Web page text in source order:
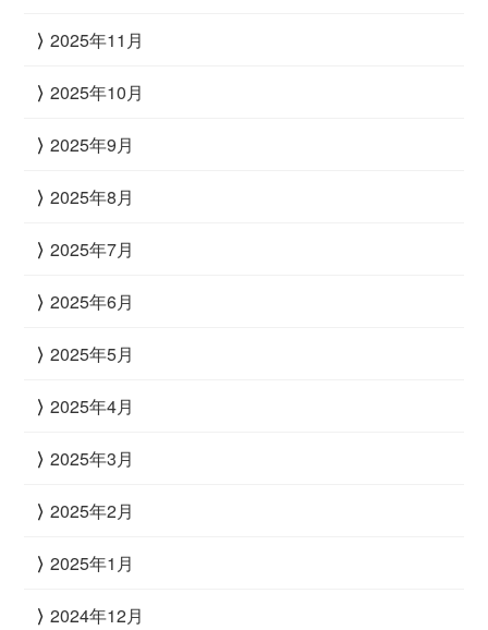
2025年11月
2025年10月
2025年9月
2025年8月
2025年7月
2025年6月
2025年5月
2025年4月
2025年3月
2025年2月
2025年1月
2024年12月